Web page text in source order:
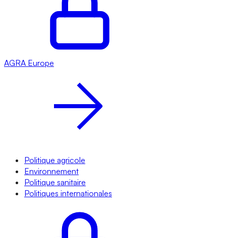
AGRA Europe
Politique agricole
Environnement
Politique sanitaire
Politiques internationales